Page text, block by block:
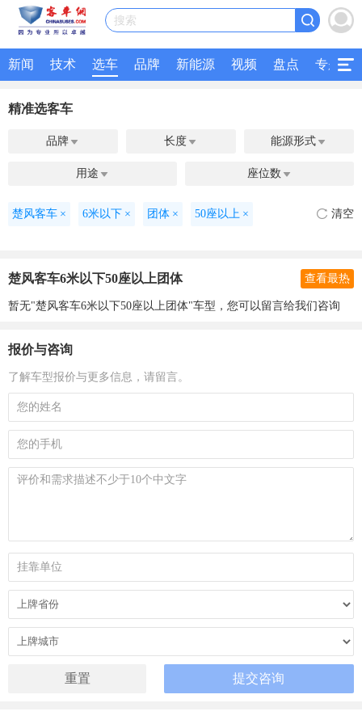
搜索
新闻 技术 选车 品牌 新能源 视频 盘点 专题
精准选客车
品牌  长度  能源形式 
用途  座位数 
楚风客车 × 6米以下 × 团体 × 50座以上 × 清空
楚风客车6米以下50座以上团体 查看最热
暂无"楚风客车6米以下50座以上团体"车型，您可以留言给我们咨询
报价与咨询
了解车型报价与更多信息，请留言。